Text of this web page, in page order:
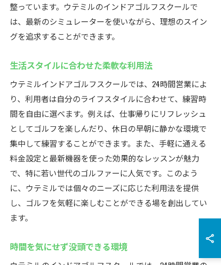
整っています。ウテミルのインドアゴルフスクールで
は、最新のシミュレーターを使いながら、理想のスイン
グを追求することができます。
生活スタイルに合わせた柔軟な利用法
ウテミルインドアゴルフスクールでは、24時間営業によ
り、利用者は自分のライフスタイルに合わせて、練習時
間を自由に選べます。例えば、仕事帰りにリフレッシュ
としてゴルフを楽しんだり、休日の早朝に静かな環境で
集中して練習することができます。また、手軽に通える
料金設定と最新機器を使った効果的なレッスンが魅力
で、特に若い世代のゴルファーに人気です。このよう
に、ウテミルでは個々のニーズに応じた利用法を提供
し、ゴルフを気軽に楽しむことができる場を創出してい
ます。
時間を気にせず没頭できる環境